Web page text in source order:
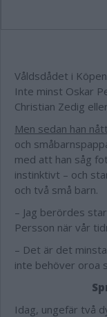
Våldsdådet i
Inte minst Oskar
Christian Zedig
Men sedan han
och
med att han såg
instinktivt – och
och två små barn.
– Jag berördes
Persson när vår
– Det är det
inte behöver oroa
Idag, ungefär två